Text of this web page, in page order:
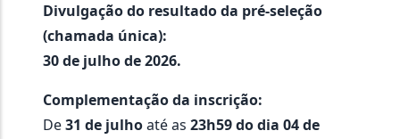
Divulgação do resultado da pré-seleção
(chamada única):
30 de julho de 2026.
Complementação da inscrição:
De31 de julhoaté as23h59 do dia 04 de